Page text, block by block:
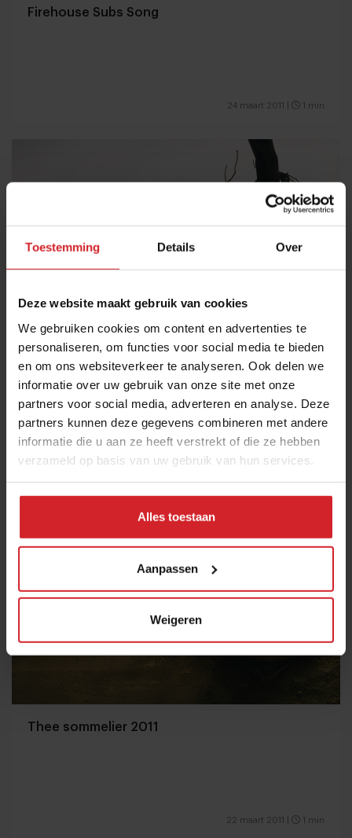
Toestemming Details Over
Deze website maakt gebruik van cookies
We gebruiken cookies om content en advertenties te
personaliseren, om functies voor social media te bieden
en om ons websiteverkeer te analyseren. Ook delen we
informatie over uw gebruik van onze site met onze
partners voor social media, adverteren en analyse. Deze
partners kunnen deze gegevens combineren met andere
informatie die u aan ze heeft verstrekt of die ze hebben
verzameld op basis van uw gebruik van hun services.
Alles toestaan
Aanpassen
Weigeren
Firehouse Subs Song
24 maart 2011 1 min
Decor van snelle lunch
23 maart 2011| 1 min
Thee sommelier 2011
22 maart 2011 1 min